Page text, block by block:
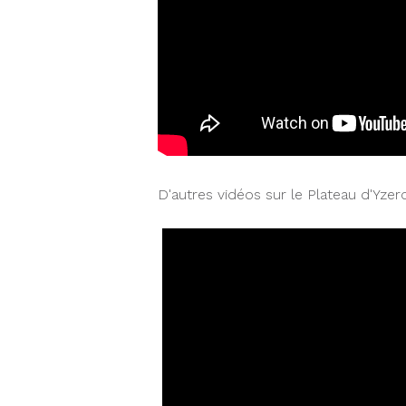
D'autres vidéos sur le Plateau